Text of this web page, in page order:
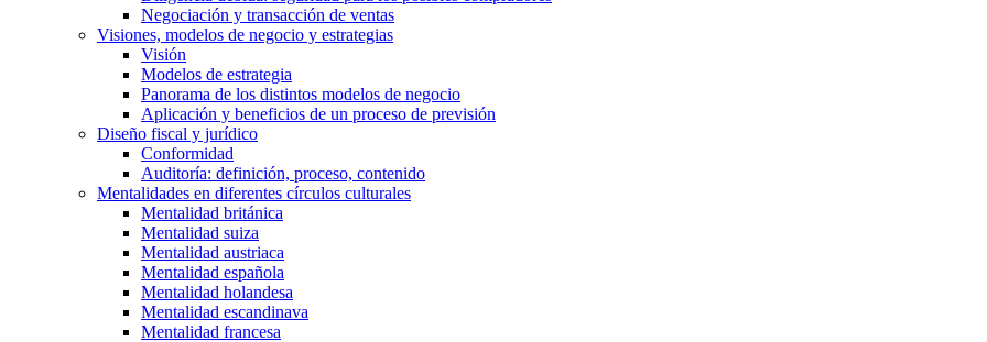
Negociación y transacción de ventas
Visiones, modelos de negocio y estrategias
Visión
Modelos de estrategia
Panorama de los distintos modelos de negocio
Aplicación y beneficios de un proceso de previsión
Diseño fiscal y jurídico
Conformidad
Auditoría: definición, proceso, contenido
Mentalidades en diferentes círculos culturales
Mentalidad británica
Mentalidad suiza
Mentalidad austriaca
Mentalidad española
Mentalidad holandesa
Mentalidad escandinava
Mentalidad francesa